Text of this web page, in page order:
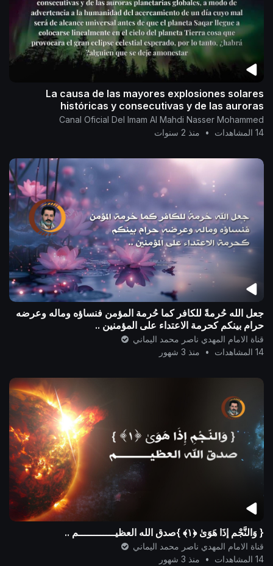
La causa de las mayores explosiones solares
históricas y consecutivas y de las auroras
planetarias
Canal Oficial Del Imam Al Mahdi Nasser Mohammed
14 المشاهدات
• منذ 2 سنوات
جعل الله حُرمةً للكافر كما حُرمة المؤمن فنساؤه وماله وعرضه
حرام بينكم كحرمة الاعتداء على المؤمنين ..
قناة الامام المهدي ناصر محمد اليماني
14 المشاهدات
• منذ 3 شهور
{ وَالنَّجْمِ إِذَا هَوَىٰ ﴿١﴾ }صدق الله العظيــــــــــــم ..
قناة الامام المهدي ناصر محمد اليماني
14 المشاهدات
• منذ 3 شهور